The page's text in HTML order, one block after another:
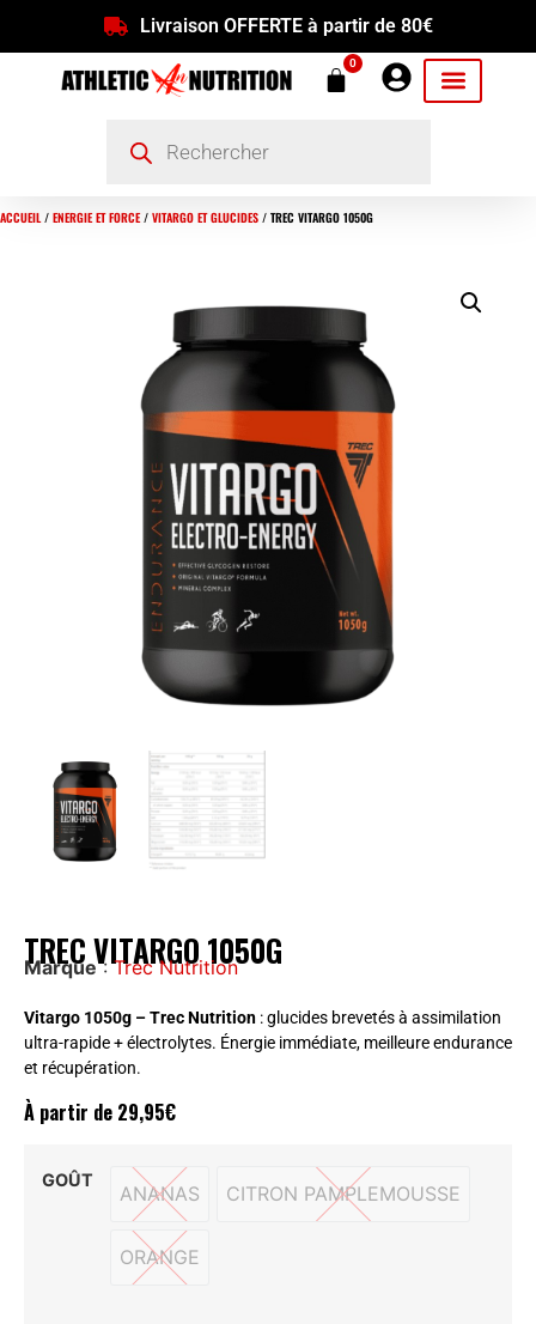
Livraison OFFERTE à partir de 80€
0
ACCUEIL/ ENERGIE ET FORCE/ VITARGO ET GLUCIDES / TREC VITARGO 1050G
TREC VITARGO 1050G
Marque:Trec Nutrition
Vitargo 1050g – Trec Nutrition : glucides brevetés à assimilation
ultra-rapide + électrolytes. Énergie immédiate, meilleure endurance
et récupération.
À partir de 29,95€
GOÛT
ANANAS
ANANAS
CITRON PAMPLEMOUSSE
CITRON
ORANGE
ORANGE